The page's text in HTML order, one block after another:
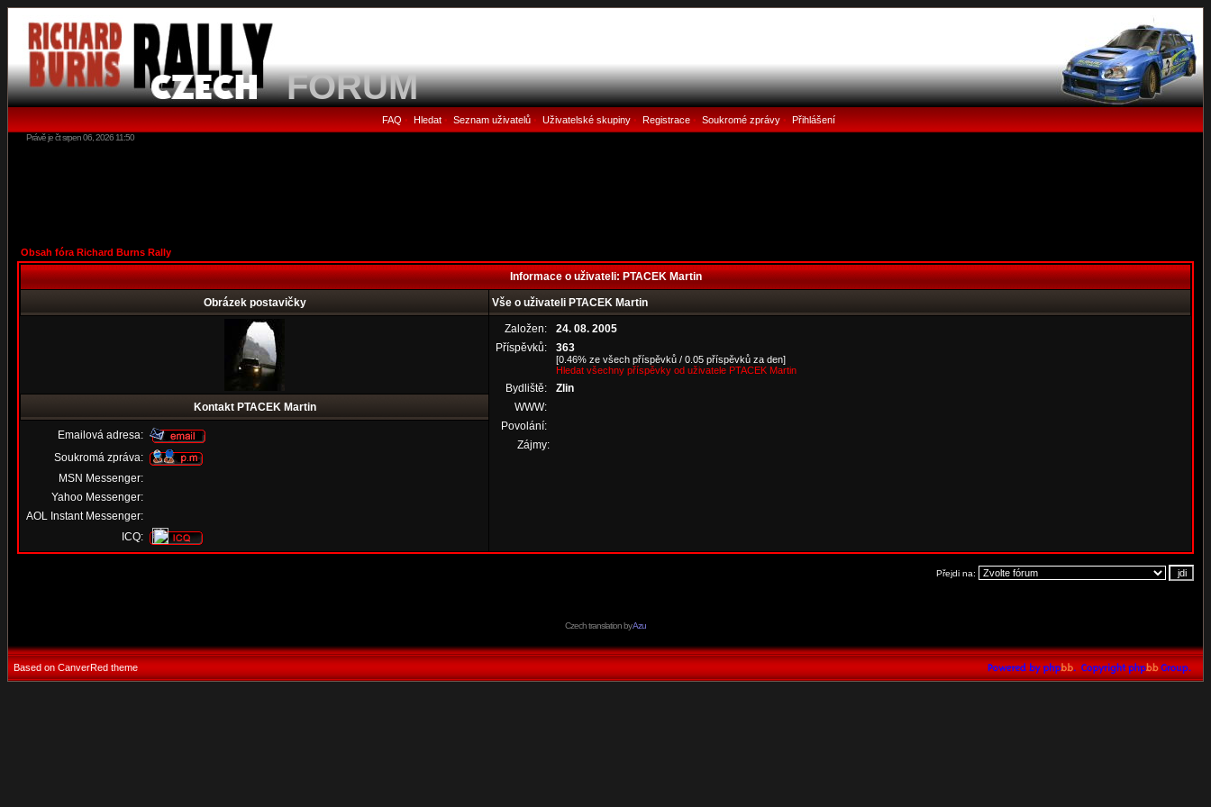
FORUM
FAQ • Hledat• Seznam uživatelů• Uživatelské skupiny• Registrace• Soukromé zprávy• Přihlášení
Právě je čt srpen 06, 2026 11:50
Obsah fóra Richard Burns Rally
Informace o uživateli: PTACEK Martin
Obrázek postavičky Vše o uživateli PTACEK Martin
Založen:
24. 08. 2005
Příspěvků:
363
[0.46% ze všech příspěvků / 0.05 příspěvků za den]
Hledat všechny příspěvky od uživatele PTACEK Martin
Bydliště:
Zlin
WWW:
Povolání:
Zájmy:
Kontakt PTACEK Martin
Emailová adresa:
Soukromá zpráva:
MSN Messenger:
Yahoo Messenger:
AOL Instant Messenger:
ICQ:
Přejdi na:
Czech translation byAzu
Based on CanverRed theme